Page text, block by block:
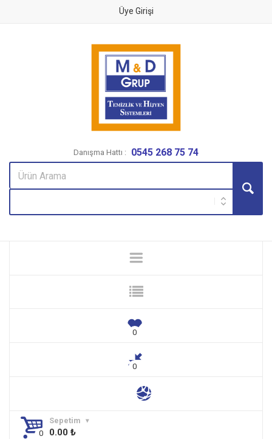
Üye Girişi
Danışma Hattı : 0545 268 75 74
Sepetim
0.00 ₺